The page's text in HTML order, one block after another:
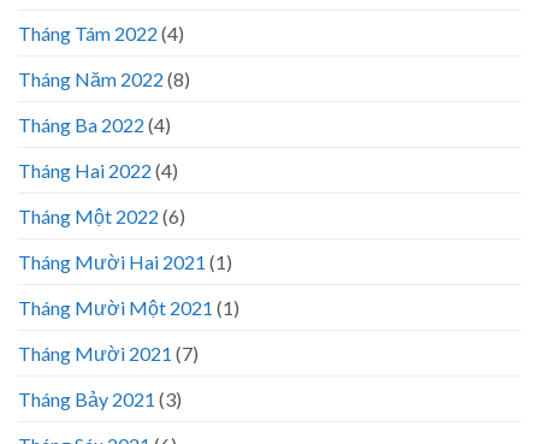
Tháng Tám 2022 (4)
Tháng Năm 2022 (8)
Tháng Ba 2022 (4)
Tháng Hai 2022 (4)
Tháng Một 2022 (6)
Tháng Mười Hai 2021 (1)
Tháng Mười Một 2021 (1)
Tháng Mười 2021 (7)
Tháng Bảy 2021 (3)